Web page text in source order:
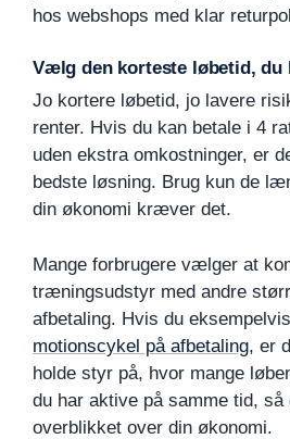
hos webshops med klar
Vælg den korteste løbetid, du
Jo kortere løbetid, jo lavere
renter. Hvis du kan betale i 4
uden ekstra omkostninger, er
bedste løsning. Brug kun de
din økonomi kræver det.
Mange forbrugere vælger at
træningsudstyr med andre
afbetaling. Hvis du
motionscykel på afbetaling, er
holde styr på, hvor mange
du har aktive på samme tid, så
overblikket over din økonomi.